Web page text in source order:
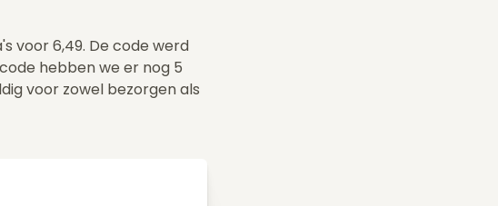
voor 6,49. De code werd
hebben we er nog 5
voor zowel bezorgen als